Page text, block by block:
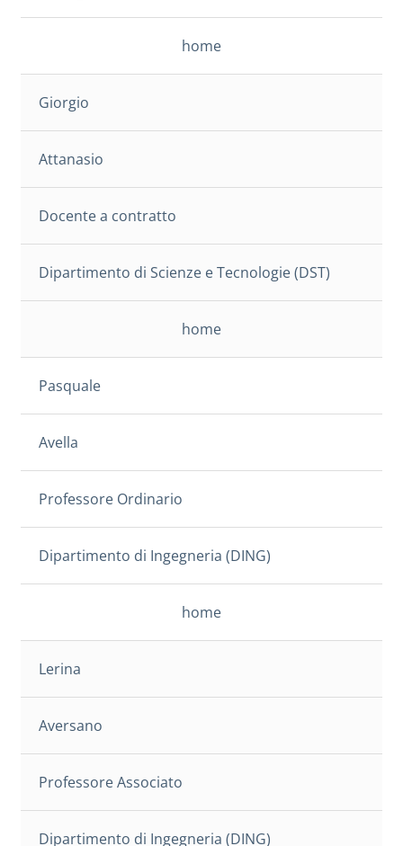
home
Giorgio
Attanasio
Docente a contratto
Dipartimento di Scienze e Tecnologie (DST)
home
Pasquale
Avella
Professore Ordinario
Dipartimento di Ingegneria (DING)
home
Lerina
Aversano
Professore Associato
Dipartimento di Ingegneria (DING)